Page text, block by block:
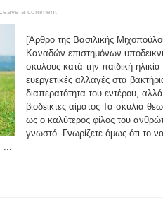
Leave a comment
[Άρθρο της Βασιλικής
Καναδών επιστημόνων
σκύλους κατά την παιδική ηλικία
ευεργετικές αλλαγές στα
διαπερατότητα του εντέρου,
βιοδείκτες αίματος Τα σκυλιά
ως ο καλύτερος φίλος του
γνωστό. Γνωρίζετε όμως ότι το
...